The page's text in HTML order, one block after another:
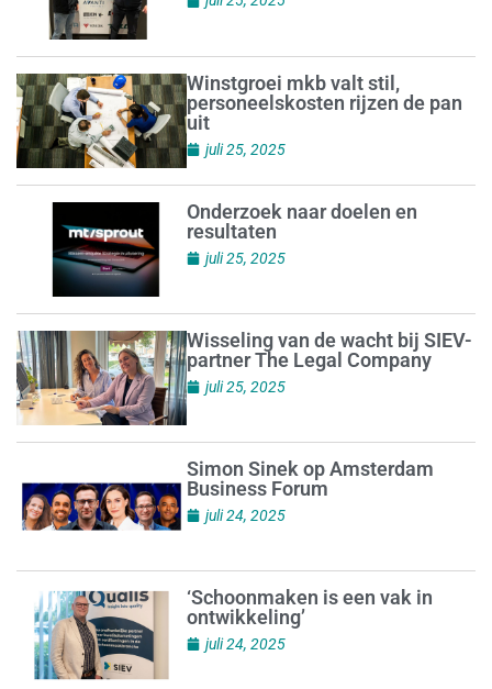
Winstgroei mkb valt stil,
personeelskosten rijzen de pan
uit
juli 25, 2025
Onderzoek naar doelen en
resultaten
juli 25, 2025
Wisseling van de wacht bij SIEV-
partner The Legal Company
juli 25, 2025
Simon Sinek op Amsterdam
Business Forum
juli 24, 2025
‘Schoonmaken is een vak in
ontwikkeling’
juli 24, 2025